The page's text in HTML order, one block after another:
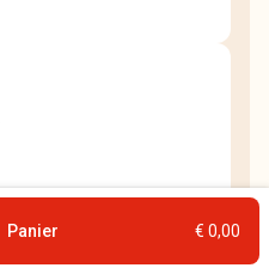
Panier € 0,00